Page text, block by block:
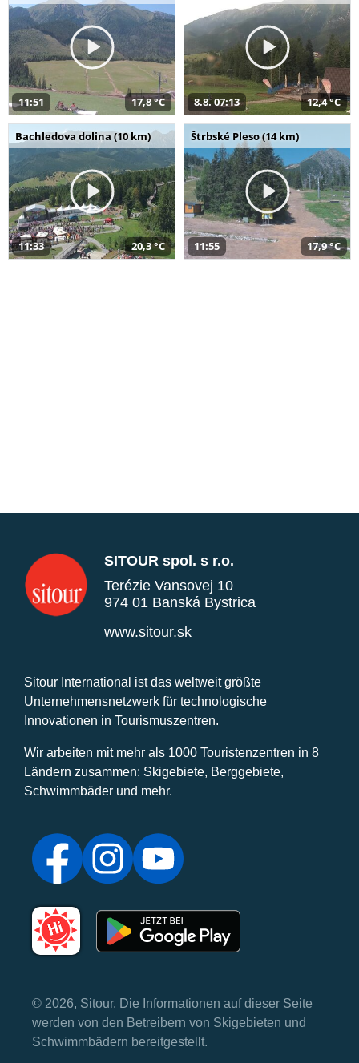
11:51 17,8 °C 8.8. 07:13 12,4 °C
Bachledova dolina (10 km)
11:33 20,3 °C
Štrbské Pleso (14 km)
11:55 17,9 °C
SITOUR spol. s r.o.
Terézie Vansovej 10
974 01 Banská Bystrica
www.sitour.sk
Sitour International ist das weltweit größte
Unternehmensnetzwerk für technologische
Innovationen in Tourismuszentren.
Wir arbeiten mit mehr als 1000 Touristenzentren in 8
Ländern zusammen: Skigebiete, Berggebiete,
Schwimmbäder und mehr.
© 2026, Sitour. Die Informationen auf dieser Seite
werden von den Betreibern von Skigebieten und
Schwimmbädern bereitgestellt.